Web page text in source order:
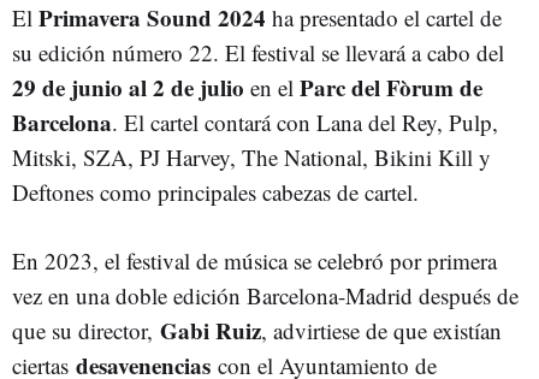
El Primavera Sound 2024 ha presentado el cartel de
su edición número 22. El festival se llevará a cabo del
29 de junio al2 de julio en el Parc del Fòrum de
Barcelona. El cartel contará con Lana del Rey, Pulp,
Mitski, SZA, PJ Harvey, The National, Bikini Kill y
Deftones como principales cabezas de cartel.
En 2023, el festival de música se celebró por primera
vez en una doble edición Barcelona-Madrid después de
que su director, Gabi Ruiz, advirtiese de que existían
ciertas desavenencias con el Ayuntamiento de